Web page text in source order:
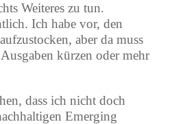
Weiteres zu tun.
Ich habe vor, den
aber da muss
kürzen oder mehr
dass ich nicht doch
Emerging